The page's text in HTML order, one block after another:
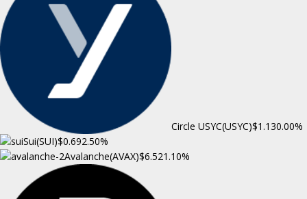
Circle USYC(USYC)$1.130.00%
Sui(SUI)$0.692.50%
Avalanche(AVAX)$6.521.10%